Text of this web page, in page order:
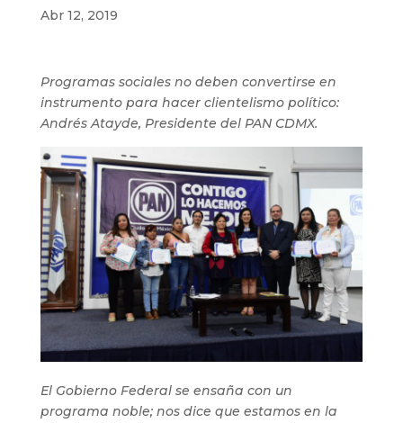
Abr 12, 2019
Programas sociales no deben convertirse en
instrumento para hacer clientelismo político:
Andrés Atayde, Presidente del PAN CDMX.
El Gobierno Federal se ensaña con un
programa noble; nos dice que estamos en la